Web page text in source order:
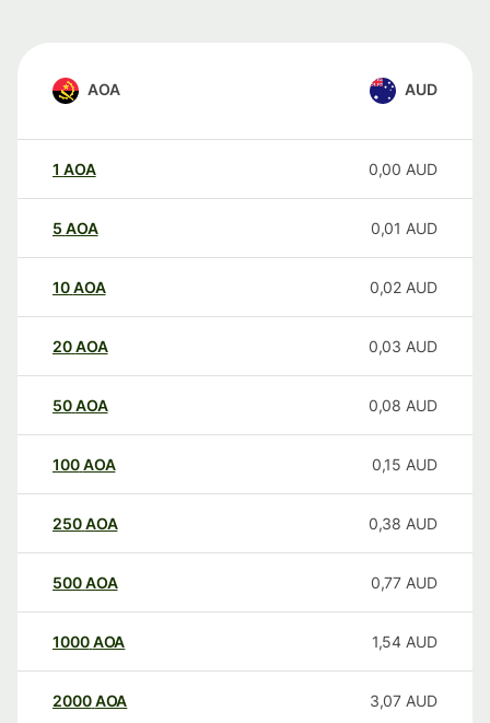
AOA AUD
1 AOA 0,00 AUD
5 AOA 0,01 AUD
10AOA 0,02 AUD
20AOA 0,03 AUD
50AOA 0,08 AUD
100AOA 0,15 AUD
250AOA 0,38 AUD
500AOA 0,77 AUD
1000AOA 1,54 AUD
2000AOA 3,07 AUD